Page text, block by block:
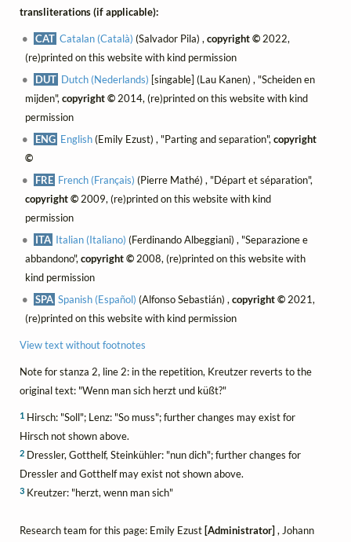
transliterations (if applicable):
CAT Catalan (Català) (Salvador Pila) ,copyright © 2022,
(re)printed on this website with kind permission
DUT Dutch (Nederlands) [singable] (Lau Kanen) , "Scheiden en
mijden", copyright ©2014, (re)printed on this website with kind
permission
ENG English(Emily Ezust) , "Parting and separation",copyright
©
FRE French (Français) (Pierre Mathé) , "Départ et séparation",
copyright ©2009, (re)printed on this website with kind
permission
ITA Italian (Italiano) (Ferdinando Albeggiani) , "Separazione e
abbandono", copyright ©2008, (re)printed on this website with
kind permission
SPA Spanish (Español) (Alfonso Sebastián) ,copyright © 2021,
(re)printed on this website with kind permission
View text without footnotes
Note for stanza 2, line 2: in the repetition, Kreutzer reverts to the
original text: "Wenn man sich herzt und küßt?"
1Hirsch: "Soll"; Lenz: "So muss"; further changes may exist for
Hirsch not shown above.
2Dressler, Gotthelf, Steinkühler: "nun dich"; further changes for
Dressler and Gotthelf may exist not shown above.
3Kreutzer: "herzt, wenn man sich"
Research team for this page: Emily Ezust [Administrator] , Johann